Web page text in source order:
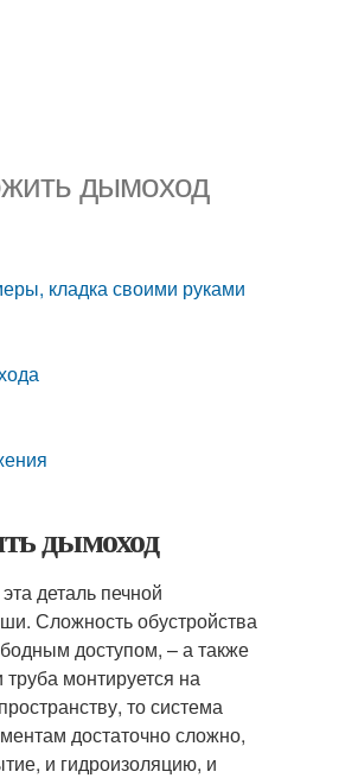
дымоход
кладка своими руками
дымоход
деталь печной
Сложность обустройства
доступом, – а также
монтируется на
то система
достаточно сложно,
и гидроизоляцию, и